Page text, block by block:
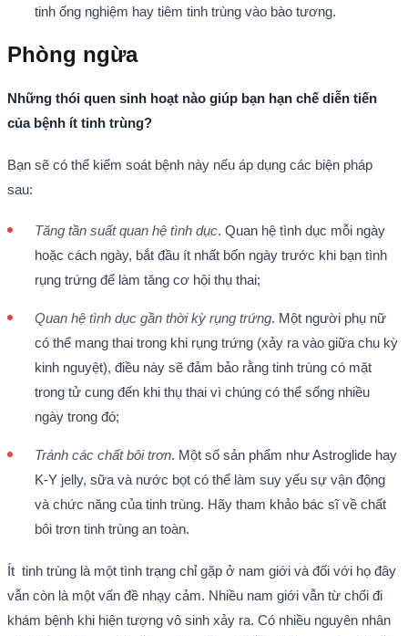
tinh ống nghiệm hay tiêm tinh trùng vào bào tương.
Phòng ngừa
Những thói quen sinh hoạt nào giúp bạn hạn chế diễn tiến
của bệnh ít tinh trùng?
Bạn sẽ có thể kiểm soát bệnh này nếu áp dụng các biện pháp
sau:
Tăng tần suất quan hệ tình dục. Quan hệ tình dục mỗi ngày
hoặc cách ngày, bắt đầu ít nhất bốn ngày trước khi bạn tình
rụng trứng để làm tăng cơ hội thụ thai;
Quan hệ tình dục gần thời kỳ rụng trứng. Một người phụ nữ
có thể mang thai trong khi rụng trứng (xảy ra vào giữa chu kỳ
kinh nguyệt), điều này sẽ đảm bảo rằng tinh trùng có mặt
trong tử cung đến khi thụ thai vì chúng có thể sống nhiều
ngày trong đó;
Tránh các chất bôi trơn. Một số sản phẩm như Astroglide hay
K-Y jelly, sữa và nước bọt có thể làm suy yếu sự vận động
và chức năng của tinh trùng. Hãy tham khảo bác sĩ về chất
bôi trơn tinh trùng an toàn.
Ít tinh trùng là một tình trạng chỉ gặp ở nam giới và đối với họ đây
vẫn còn là một vấn đề nhạy cảm. Nhiều nam giới vẫn từ chối đi
khám bệnh khi hiện tượng vô sinh xảy ra. Có nhiều nguyên nhân